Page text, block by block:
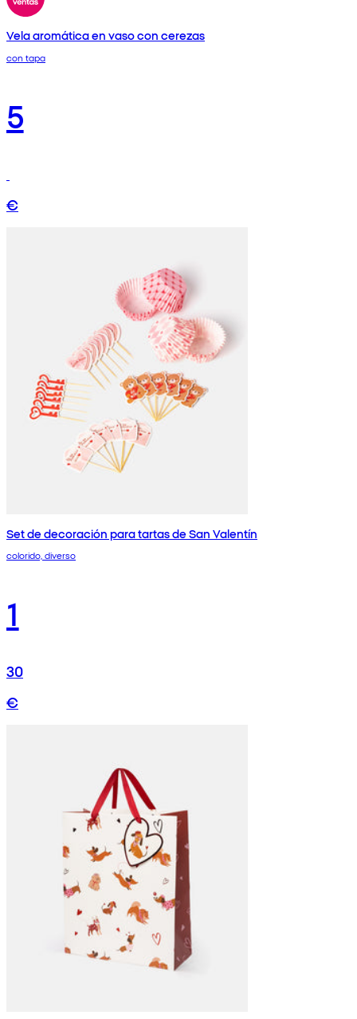
Vela aromática en vaso con cerezas
con tapa
5
€
Set de decoración para tartas de San Valentín
colorido, diverso
1
30
€